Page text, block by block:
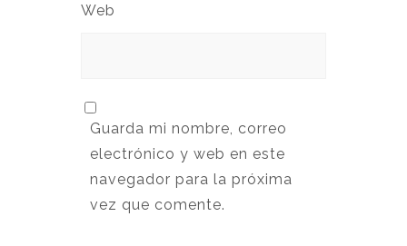
Web
Guarda mi nombre, correo
electrónico y web en este
navegador para la próxima
vez que comente.